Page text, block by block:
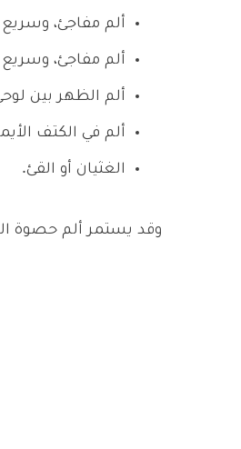
ألم مفاجئ، وسريع
ألم مفاجئ،
ألم الظهر بين
ألم في الكتف
الغثيان أو القئ.
وقد يستمر ألم حصوة